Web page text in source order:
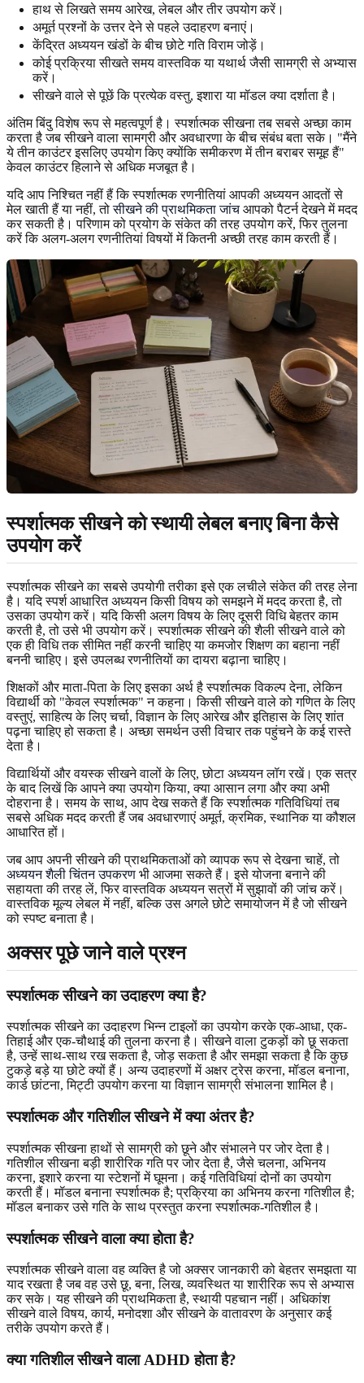
हाथ से लिखते समय आरेख, लेबल और तीर उपयोग करें।
अमूर्त प्रश्नों के उत्तर देने से पहले उदाहरण बनाएं।
केंद्रित अध्ययन खंडों के बीच छोटे गति विराम जोड़ें।
कोई प्रक्रिया सीखते समय वास्तविक या यथार्थ जैसी सामग्री से अभ्यास
करें।
सीखने वाले से पूछें कि प्रत्येक वस्तु, इशारा या मॉडल क्या दर्शाता है।
अंतिम बिंदु विशेष रूप से महत्वपूर्ण है। स्पर्शात्मक सीखना तब सबसे अच्छा काम
करता है जब सीखने वाला सामग्री और अवधारणा के बीच संबंध बता सके। "मैंने
ये तीन काउंटर इसलिए उपयोग किए क्योंकि समीकरण में तीन बराबर समूह हैं"
केवल काउंटर हिलाने से अधिक मजबूत है।
यदि आप निश्चित नहीं हैं कि स्पर्शात्मक रणनीतियां आपकी अध्ययन आदतों से
मेल खाती हैं या नहीं, तोसीखने की प्राथमिकता जांच आपको पैटर्न देखने में मदद
कर सकती है। परिणाम को प्रयोग के संकेत की तरह उपयोग करें, फिर तुलना
करें कि अलग-अलग रणनीतियां विषयों में कितनी अच्छी तरह काम करती हैं।
स्पर्शात्मक सीखने को स्थायी लेबल बनाए बिना कैसे
उपयोग करें
स्पर्शात्मक सीखने का सबसे उपयोगी तरीका इसे एक लचीले संकेत की तरह लेना
है। यदि स्पर्श आधारित अध्ययन किसी विषय को समझने में मदद करता है, तो
उसका उपयोग करें। यदि किसी अलग विषय के लिए दूसरी विधि बेहतर काम
करती है, तो उसे भी उपयोग करें। स्पर्शात्मक सीखने की शैली सीखने वाले को
एक ही विधि तक सीमित नहीं करनी चाहिए या कमजोर शिक्षण का बहाना नहीं
बननी चाहिए। इसे उपलब्ध रणनीतियों का दायरा बढ़ाना चाहिए।
शिक्षकों और माता-पिता के लिए इसका अर्थ है स्पर्शात्मक विकल्प देना, लेकिन
विद्यार्थी को "केवल स्पर्शात्मक" न कहना। किसी सीखने वाले को गणित के लिए
वस्तुएं, साहित्य के लिए चर्चा, विज्ञान के लिए आरेख और इतिहास के लिए शांत
पढ़ना चाहिए हो सकता है। अच्छा समर्थन उसी विचार तक पहुंचने के कई रास्ते
देता है।
विद्यार्थियों और वयस्क सीखने वालों के लिए, छोटा अध्ययन लॉग रखें। एक सत्र
के बाद लिखें कि आपने क्या उपयोग किया, क्या आसान लगा और क्या अभी
दोहराना है। समय के साथ, आप देख सकते हैं कि स्पर्शात्मक गतिविधियां तब
सबसे अधिक मदद करती हैं जब अवधारणाएं अमूर्त, क्रमिक, स्थानिक या कौशल
आधारित हों।
जब आप अपनी सीखने की प्राथमिकताओं को व्यापक रूप से देखना चाहें, तो
अध्ययन शैली चिंतन उपकरण भी आजमा सकते हैं। इसे योजना बनाने की
सहायता की तरह लें, फिर वास्तविक अध्ययन सत्रों में सुझावों की जांच करें।
वास्तविक मूल्य लेबल में नहीं, बल्कि उस अगले छोटे समायोजन में है जो सीखने
को स्पष्ट बनाता है।
अक्सर पूछे जाने वाले प्रश्न
स्पर्शात्मक सीखने का उदाहरण क्या है?
स्पर्शात्मक सीखने का उदाहरण भिन्न टाइलों का उपयोग करके एक-आधा, एक-
तिहाई और एक-चौथाई की तुलना करना है। सीखने वाला टुकड़ों को छू सकता
है, उन्हें साथ-साथ रख सकता है, जोड़ सकता है और समझा सकता है कि कुछ
टुकड़े बड़े या छोटे क्यों हैं। अन्य उदाहरणों में अक्षर ट्रेस करना, मॉडल बनाना,
कार्ड छांटना, मिट्टी उपयोग करना या विज्ञान सामग्री संभालना शामिल है।
स्पर्शात्मक और गतिशील सीखने में क्या अंतर है?
स्पर्शात्मक सीखना हाथों से सामग्री को छूने और संभालने पर जोर देता है।
गतिशील सीखना बड़ी शारीरिक गति पर जोर देता है, जैसे चलना, अभिनय
करना, इशारे करना या स्टेशनों में घूमना। कई गतिविधियां दोनों का उपयोग
करती हैं। मॉडल बनाना स्पर्शात्मक है; प्रक्रिया का अभिनय करना गतिशील है;
मॉडल बनाकर उसे गति के साथ प्रस्तुत करना स्पर्शात्मक-गतिशील है।
स्पर्शात्मक सीखने वाला क्या होता है?
स्पर्शात्मक सीखने वाला वह व्यक्ति है जो अक्सर जानकारी को बेहतर समझता या
याद रखता है जब वह उसे छू, बना, लिख, व्यवस्थित या शारीरिक रूप से अभ्यास
कर सके। यह सीखने की प्राथमिकता है, स्थायी पहचान नहीं। अधिकांश
सीखने वाले विषय, कार्य, मनोदशा और सीखने के वातावरण के अनुसार कई
तरीके उपयोग करते हैं।
क्या गतिशील सीखने वाला ADHD होता है?